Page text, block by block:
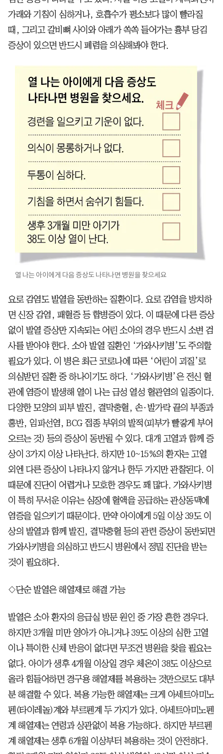
가래와 기침이 심하거나, 호흡수가 평소보다 많이 빨라질
때, 그리고 갈비뼈 사이와 아래가 쏙쏙 들어가는 흉부 당김
증상이 있으면 반드시 폐렴을 의심해봐야 한다.
열 나는 아이에게 다음 증상도 나타나면 병원을 찾으세요
요로 감염도 발열을 동반하는 질환이다. 요로 감염을 방치하
면 신장 감염, 패혈증 등 합병증이 있다. 이 때문에 다른 증상
없이 발열 증상만 지속되는 어린 소아의 경우 반드시 소변 검
사를 받아야 한다. 소아 발열 질환인 ‘가와사키병’도 주의할
필요가 있다. 이 병은 최근 코로나에 따른 ‘어린이 괴질’로
의심받던 질환 중 하나이기도 하다. ‘가와사키병’은 전신 혈
관에 염증이 발생해 열이 나는 급성 열성 혈관염의 일종이다.
다양한 모양의 피부 발진, 결막충혈, 손·발가락 끝의 부종과
홍반, 임파선염, BCG 접종 부위의 발적(피부가 빨갛게 부어
오르는 것) 등의 증상이 동반될 수 있다. 대개 고열과 함께 증
상이 3가지 이상 나타난다. 하지만 10~15%의 환자는 고열
외엔 다른 증상이 나타나지 않거나 한두 가지만 관찰된다. 이
때문에 진단이 어렵거나 모호한 경우도 꽤 많다. 가와사키병
이 특히 무서운 이유는 심장에 혈액을 공급하는 관상동맥에
염증을 일으키기 때문이다. 만약 아이에게 5일 이상 39도 이
상의 발열과 함께 발진, 결막충혈 등의 관련 증상이 동반되면
가와사키병을 의심하고 반드시 병원에서 정밀 진단을 받는
것이 필요하다.
◇단순 발열은 해열제로 해결 가능
발열은 소아 환자의 응급실 방문 원인 중 가장 흔한 경우다.
하지만 3개월 미만 영아가 아니거나 39도 이상의 심한 고열
이나 특이한 신체 반응이 없다면 무조건 병원을 찾을 필요는
없다. 아이가 생후 4개월 이상일 경우 체온이 38도 이상으로
올라 힘들어하면 경구용 해열제를 복용하는 것만으로도 대부
분 해결할 수 있다. 복용 가능한 해열제는 크게 아세트아미노
펜(타이레놀)계와 부르펜계 두 가지가 있다. 아세트아미노펜
계 해열제는 연령과 상관없이 복용 가능하다. 하지만 부르펜
계 해열제는 생후 6개월 이상부터 복용하는 것이 안전하다.